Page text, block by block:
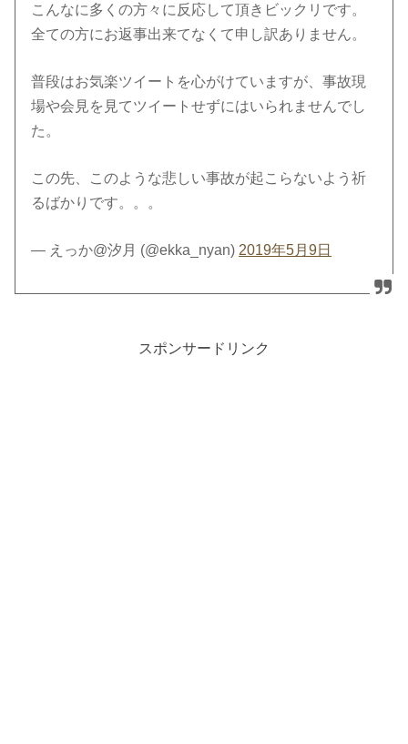
こんなに多くの方々に反応して頂きビックリです。
全ての方にお返事出来てなくて申し訳ありません。
普段はお気楽ツイートを心がけていますが、事故現
場や会見を見てツイートせずにはいられませんでし
た。
この先、このような悲しい事故が起こらないよう祈
るばかりです。。。
— えっか@汐月 (@ekka_nyan)2019年5月9日
スポンサードリンク